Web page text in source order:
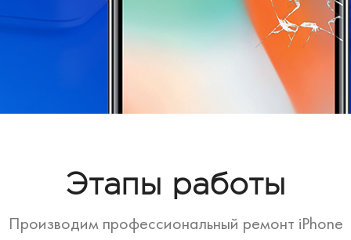
Этапы работы
Производим профессиональный ремонт iPhone